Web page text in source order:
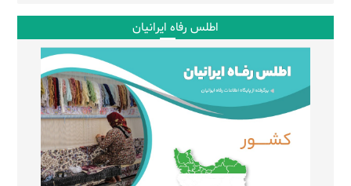
اطلس رفاه ایرانیان